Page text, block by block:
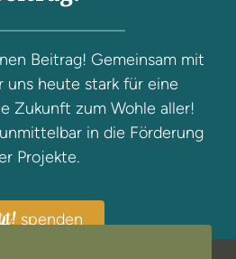
Beitrag! Gemeinsam mit
uns heute stark für eine
Zukunft zum Wohle aller!
in die Förderung
Projekte.
spenden